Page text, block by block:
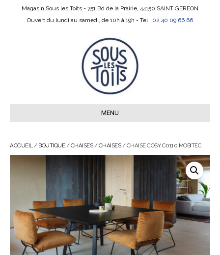
Magasin Sous les Toits - 751 Bd de la Prairie, 44150 SAINT GEREON
Ouvert du lundi au samedi, de 10h à 19h - Tel : 02 40 09 66 66
MENU
ACCUEIL/ BOUTIQUE/CHAISES/CHAISES/ CHAISE COSY C0110 MOBITEC